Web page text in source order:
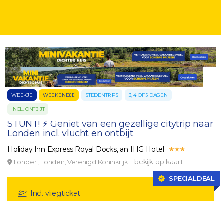
WEEKJE WEEKENDJE STEDENTRIPS 3, 4 OF 5 DAGEN
INCL. ONTBIJT
STUNT! ⚡ Geniet van een gezellige citytrip naar
Londen incl. vlucht en ontbijt
Holiday Inn Express Royal Docks, an IHG Hotel
Londen, Londen, Verenigd Koninkrijk bekijk op kaart
SPECIALDEAL
Incl. vliegticket